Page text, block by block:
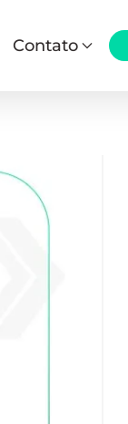
Contato